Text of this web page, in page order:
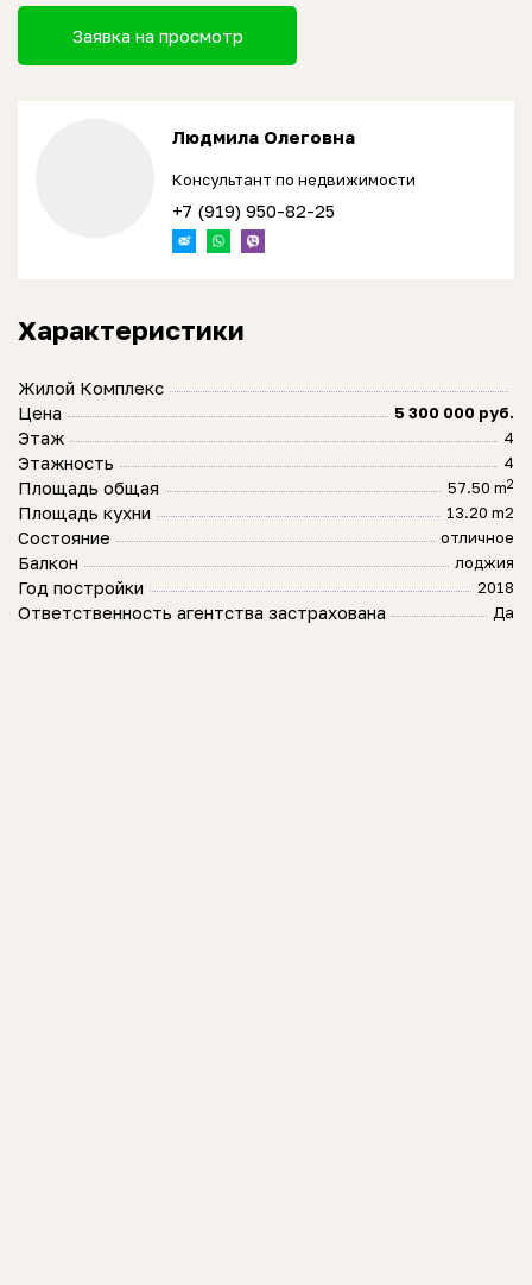
Заявка на просмотр
Людмила Олеговна
Консультант по недвижимости
+7 (919) 950-82-25
Характеристики
Жилой Комплекс
Цена
5 300 000 руб.
Этаж 4
Этажность 4
Площадь общая 57.50 m2
Площадь кухни 13.20 m2
Состояние отличное
Балкон лоджия
Год постройки 2018
Ответственность агентства застрахована Да